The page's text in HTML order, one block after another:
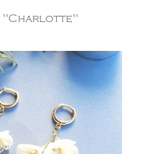
"Charlotte"